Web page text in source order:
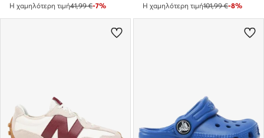
Η χαμηλότερη τιμή41,99 €-7%
Η χαμηλότερη τιμή101,99 €-8%